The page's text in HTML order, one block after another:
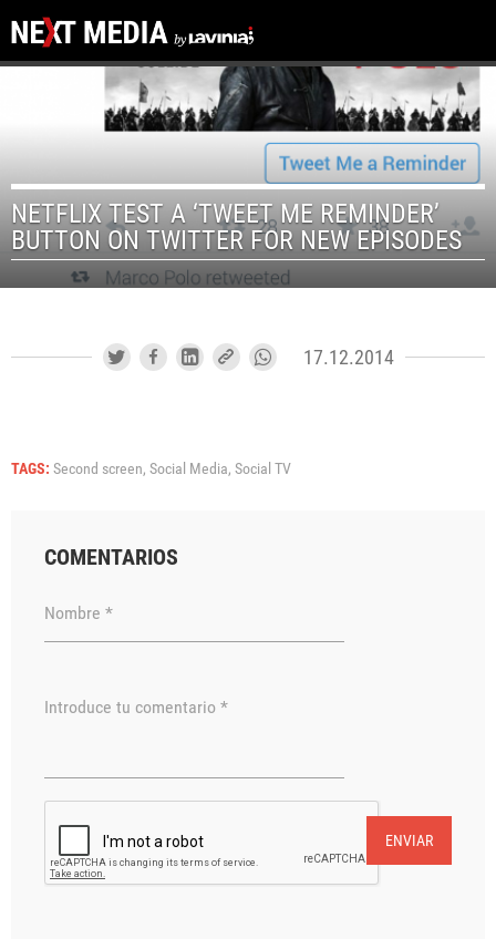
NETFLIX TEST A ‘TWEET ME REMINDER’
BUTTON ON TWITTER FOR NEW EPISODES
17.12.2014
TAGS: Second screen, Social Media, Social TV
COMENTARIOS
Nombre *
Introduce tu comentario *
ENVIAR